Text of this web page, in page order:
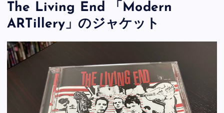
The Living End 「Modern
ARTillery」のジャケット